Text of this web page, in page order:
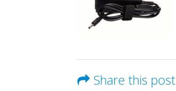
Share this post